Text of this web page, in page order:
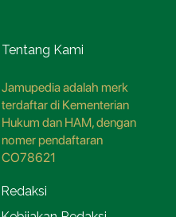
Tentang Kami
Jamupedia adalah merk
Hukum dan HAM, dengan
nomer pendaftaran